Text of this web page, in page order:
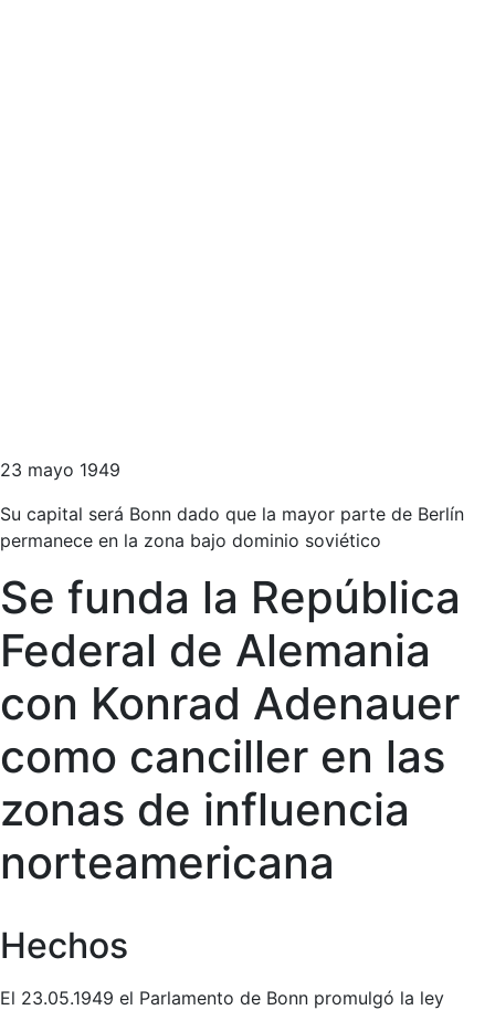
23 mayo 1949
Su capital será Bonn dado que la mayor parte de Berlín
permanece en la zona bajo dominio soviético
Se funda la República
Federal de Alemania
con Konrad Adenauer
como canciller en las
zonas de influencia
norteamericana
Hechos
El 23.05.1949 el Parlamento de Bonn promulgó la ley